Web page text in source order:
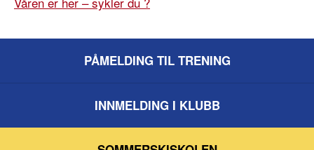
PÅMELDING TIL TRENING
INNMELDING I KLUBB